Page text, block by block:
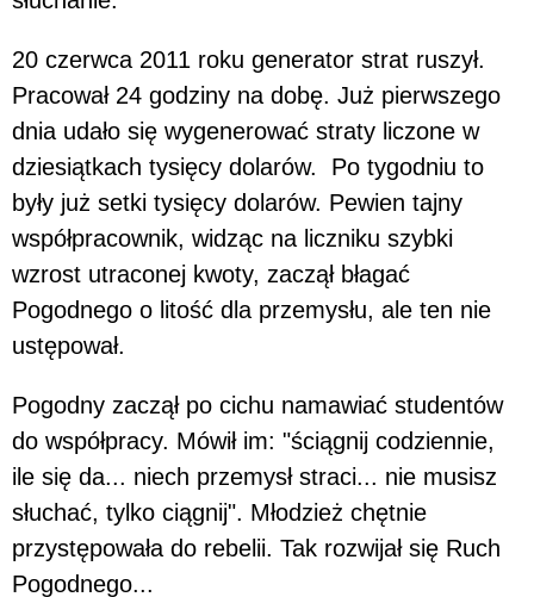
20 czerwca 2011 roku generator strat ruszył.
Pracował 24 godziny na dobę. Już pierwszego
dnia udało się wygenerować straty liczone w
dziesiątkach tysięcy dolarów. Po tygodniu to
były już setki tysięcy dolarów. Pewien tajny
współpracownik, widząc na liczniku szybki
wzrost utraconej kwoty, zaczął błagać
Pogodnego o litość dla przemysłu, ale ten nie
ustępował.
Pogodny zaczął po cichu namawiać studentów
do współpracy. Mówił im: "ściągnij codziennie,
ile się da... niech przemysł straci... nie musisz
słuchać, tylko ciągnij". Młodzież chętnie
przystępowała do rebelii. Tak rozwijał się Ruch
Pogodnego...